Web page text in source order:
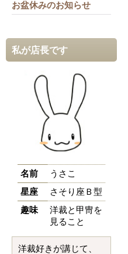
お盆休みのお知らせ
私が店長です
名前
うさこ
星座
さそり座Ｂ型
趣味
洋裁と甲冑を
見ること
洋裁好きが講じて、